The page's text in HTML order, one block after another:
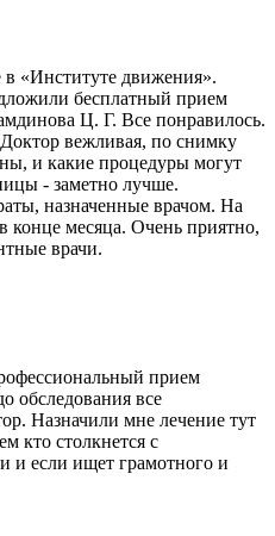
«Институте движения».
бесплатный прием
Ц. Г. Все понравилось.
вежливая, по снимку
и какие процедуры могут
- заметно лучше.
назначенные врачом. На
конце месяца. Очень приятно,
врачи.
прием
обследования все
Назначили мне лечение тут
кто столкнется с
и если ищет грамотного и